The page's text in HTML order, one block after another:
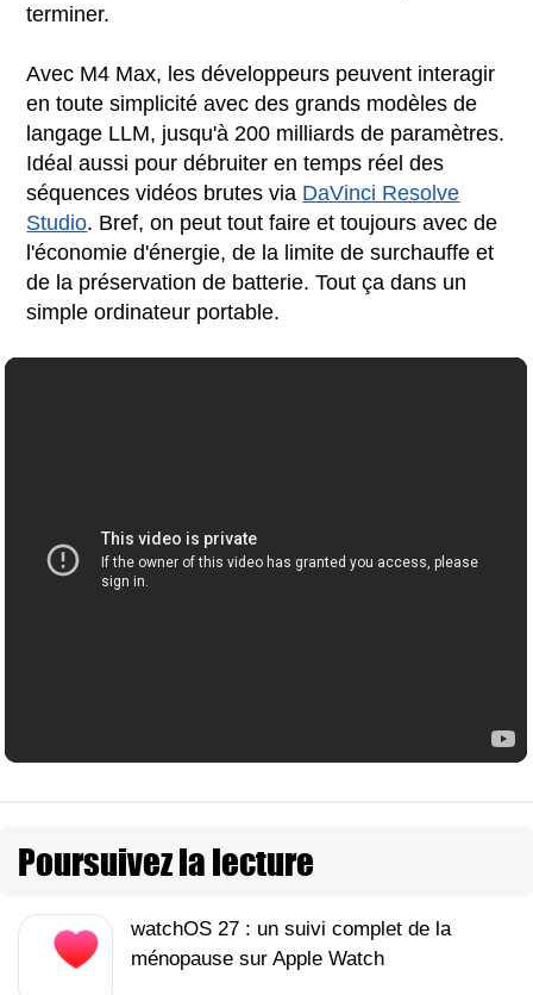
terminer.
Avec M4 Max, les développeurs peuvent interagir
en toute simplicité avec des grands modèles de
langage LLM, jusqu'à 200 milliards de paramètres.
Idéal aussi pour débruiter en temps réel des
séquences vidéos brutes via DaVinci Resolve
Studio. Bref, on peut tout faire et toujours avec de
l'économie d'énergie, de la limite de surchauffe et
de la préservation de batterie. Tout ça dans un
simple ordinateur portable.
Poursuivez la lecture
watchOS 27 : un suivi complet de la
ménopause sur Apple Watch